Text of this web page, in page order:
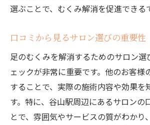
選ぶことで、むくみ解消を促進できる
口コミから見るサロン選びの重要性
足のむくみを解消するためのサロン選
ェックが非常に重要です。他のお客様
することで、実際の施術内容や効果を
す。特に、谷山駅周辺にあるサロンの
とで、雰囲気やサービスの質がわかり